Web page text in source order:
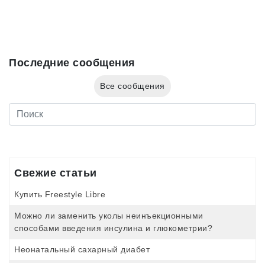
Последние сообщения
Все сообщения
Свежие статьи
Купить Freestyle Libre
Можно ли заменить уколы неинъекционными
способами введения инсулина и глюкометрии?
Неонатальный сахарный диабет